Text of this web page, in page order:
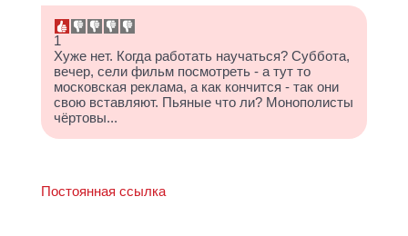
1
Хуже нет. Когда работать научаться? Суббота,
вечер, сели фильм посмотреть - а тут то
московская реклама, а как кончится - так они
свою вставляют. Пьяные что ли? Монополисты
чёртовы...
Постоянная ссылка